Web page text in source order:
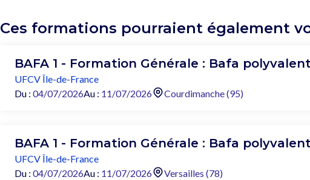
Ces formations pourraient également
BAFA 1 - Formation Générale : Bafa polyvalent
UFCV Île-de-France
Du : 04/07/2026Au : 11/07/2026 Courdimanche (95)
BAFA 1 - Formation Générale : Bafa polyvalent
UFCV Île-de-France
Du : 04/07/2026Au : 11/07/2026 Versailles (78)